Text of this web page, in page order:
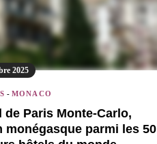
2025
-MONACO
de Paris Monte-Carlo,
monégasque parmi les 50